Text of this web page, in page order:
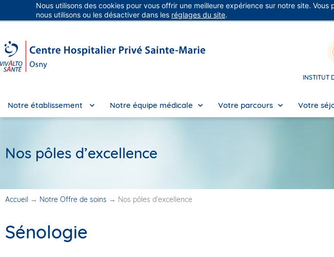
Groupe Vivalto Santé Entre nous, la vie
INSTITUT
Notre établissement Notre équipe médicale Votre parcours Votre
Nos pôles d’excellence
Accueil → Notre Offre de soins → Nos pôles d’excellence
Sénologie
Nous utilisons des cookies pour vous offrir une meilleure expérience sur notre site.
nous utilisons ou les désactiver dans les réglages du site.